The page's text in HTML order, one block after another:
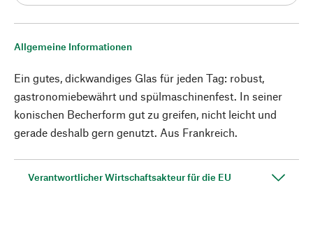
Allgemeine Informationen
Ein gutes, dickwandiges Glas für jeden Tag: robust,
gastronomiebewährt und spülmaschinenfest. In seiner
konischen Becherform gut zu greifen, nicht leicht und
gerade deshalb gern genutzt. Aus Frankreich.
Verantwortlicher Wirtschaftsakteur für die EU